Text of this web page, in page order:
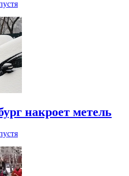
накроет метель